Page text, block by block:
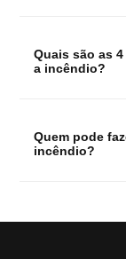
Quais são as
a incêndio?
Quem pode
incêndio?